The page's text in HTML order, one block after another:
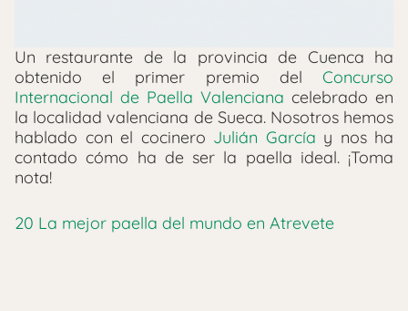
Un restaurante de la provincia de Cuenca ha
obtenido el primer premio del Concurso
Internacional de Paella Valenciana celebrado en
la localidad valenciana de Sueca. Nosotros hemos
hablado con el cocinero Julián García y nos ha
contado cómo ha de ser la paella ideal. ¡Toma
nota!
20 La mejor paella del mundo en Atrevete